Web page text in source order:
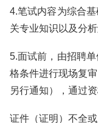
4.笔试内容为综合
关专业知识以及分析
5.面试前，由招聘
格条件进行现场复
另行通知），通过
证件（证明）不全